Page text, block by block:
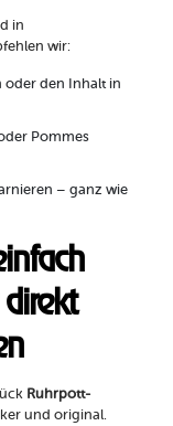
in
wir:
oder den Inhalt in
Pommes
– ganz wie
Ruhrpott-
und original.